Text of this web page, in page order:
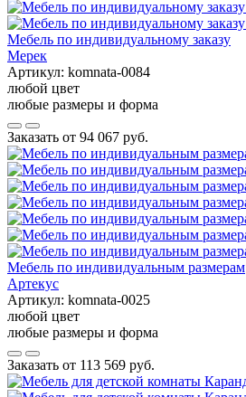
Мебель по индивидуальному заказу
Мерек
Артикул: komnata-0084
любой цвет
любые размеры и форма
Заказать от 94 067 руб.
Мебель по индивидуальным размерам
Артекус
Артикул: komnata-0025
любой цвет
любые размеры и форма
Заказать от 113 569 руб.